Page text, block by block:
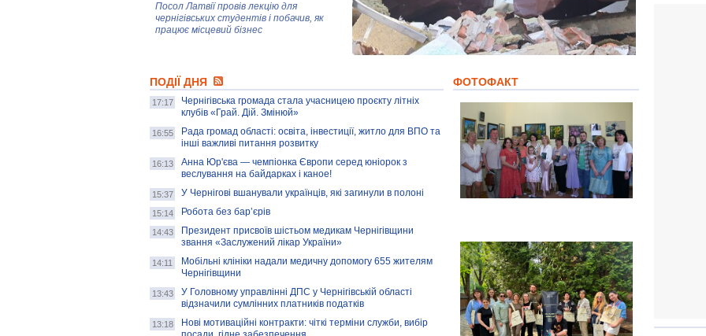
Посол Латвії провів лекцію для
чернігівських студентів і побачив, як
працює місцевий бізнес
колекцію про війну, емоції та тварин
AB InBev Efes Україна підтримала
навчальний проєкт "Молодіжна бізнес-
школа", спрямований на розвиток
підприємництва у Чернігівській області
Золота тварина: видання Forbes
написало про чернігівця Патрона: хто і
скільки на ньому заробляє? І куди
витрачають?
ПОДІЇ ДНЯ
17:17
Чернігівська громада стала учасницею проєкту літніх
клубів «Грай. Дій. Змінюй»
16:55
Рада громад області: освіта, інвестиції, житло для ВПО та
інші важливі питання розвитку
16:13
Анна Юр'єва — чемпіонка Європи серед юніорок з
веслування на байдарках і каное!
15:37 У Чернігові вшанували українців, які загинули в полоні
15:14 Робота без бар’єрів
14:43
Президент присвоїв шістьом медикам Чернігівщини
звання «Заслужений лікар України»
14:11
Мобільні клініки надали медичну допомогу 655 жителям
Чернігівщини
13:43
У Головному управлінні ДПС у Чернігівській області
відзначили сумлінних платників податків
13:18
Нові мотиваційні контракти: чіткі терміни служби, вибір
ФОТОФАКТ